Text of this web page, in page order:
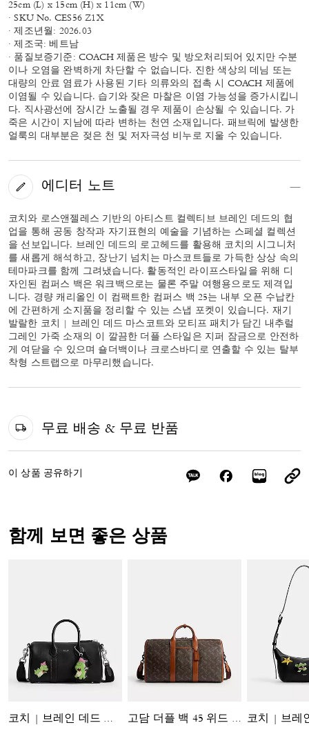
25cm (L) x 15cm (H) x 11cm (W)
· SKU No. CES56 Z1X
· 제조년월: 2026.03
· 제조국: 베트남
· 품질보증기준: COACH 제품은 방수 및 방오처리되어 있지만 수분
이나 오염을 완벽하게 차단할 수 없습니다. 진한 색상의 데님 또는
대량의 안료 염료가 사용된 기타 의류와의 접촉 시 COACH 제품에
이염될 수 있습니다. 습기와 잦은 마찰은 이염 가능성을 증가시킵니
다. 직사광선에 장시간 노출될 경우 제품이 손상될 수 있습니다. 가
죽은 시간이 지남에 따라 변하는 천연 소재입니다. 패브릭에 발생한
얼룩의 대부분은 젖은 천 및 저자극성 비누로 지울 수 있습니다.
에디터 노트
코치와 로스앤젤레스 기반의 아티스트 컬렉티브 브레인 데드의 협
업을 통해 공동 창작과 자기표현의 예술을 기념하는 스페셜 컬렉션
을 선보입니다. 브레인 데드의 로고헤드를 활용해 코치의 시그니처
를 새롭게 해석하고, 장난기 넘치는 마스코트들로 가득한 상상 속의
테마파크를 함께 그려냈습니다. 활동적인 라이프스타일을 위해 디
자인된 컴퍼스 백은 워크백으로는 물론 주말 여행용으로도 제격입
니다. 경량 캐리올인 이 컴팩트한 컴퍼스 백 25는 내부 오픈 수납칸
에 간편하게 소지품을 정리할 수 있는 스냅 포켓이 있습니다. 재기
발랄한 코치 | 브레인 데드 마스코트와 모티프 패치가 담긴 내추럴
그레인 가죽 소재의 이 깔끔한 더플 스타일은 지퍼 잠금으로 안전하
게 여닫을 수 있으며 숄더백이나 크로스바디로 연출할 수 있는 탈부
착형 스트랩으로 마무리했습니다.
무료 배송 & 무료 반품
이 상품 공유하기
함께 보면 좋은 상품
코치 | 브레인 데드 컴퍼스 백 25 위드 다비 다이노 앤 참 고담 더플 백 45 위드 호스 앤 캐리지 프린트